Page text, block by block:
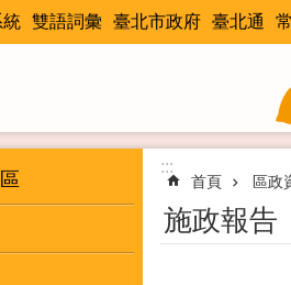
統 雙語詞彙 臺北市政府 臺北通
:::
首頁 區政
施政報告